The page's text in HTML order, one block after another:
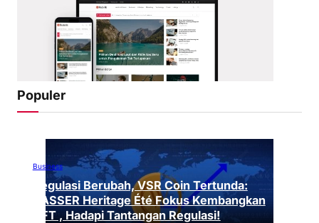
Populer
Business
Regulasi Berubah, VSR Coin Tertunda:
VASSER Heritage Été Fokus Kembangkan
NFT , Hadapi Tantangan Regulasi!